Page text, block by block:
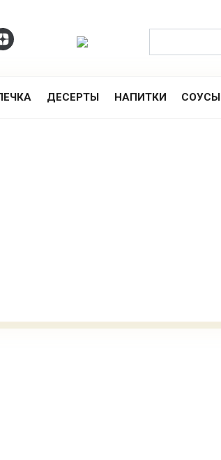
ДЕСЕРТЫ НАПИТКИ СОУСЫ